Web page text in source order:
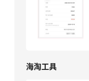
海淘工具